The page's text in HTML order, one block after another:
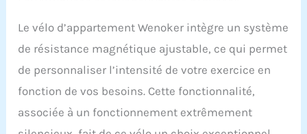
ajustable 2D et
conception adaptée aux
différentes tailles.
Préassemblé à 70 %, le
roulettes intégrées
Le vélo d’appartement Wenoker intègre un système
de résistance magnétique ajustable, ce qui permet
de personnaliser l’intensité de votre exercice en
fonction de vos besoins. Cette fonctionnalité,
associée à un fonctionnement extrêmement